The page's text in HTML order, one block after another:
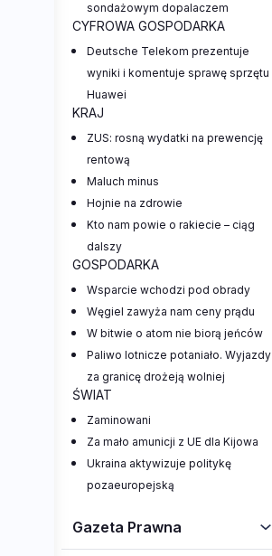
sondażowym dopalaczem
CYFROWA GOSPODARKA
Deutsche Telekom prezentuje
wyniki i komentuje sprawę sprzętu
Huawei
KRAJ
ZUS: rosną wydatki na prewencję
rentową
Maluch minus
Hojnie na zdrowie
Kto nam powie o rakiecie – ciąg
dalszy
GOSPODARKA
Wsparcie wchodzi pod obrady
Węgiel zawyża nam ceny prądu
W bitwie o atom nie biorą jeńców
Paliwo lotnicze potaniało. Wyjazdy
za granicę drożeją wolniej
ŚWIAT
Zaminowani
Za mało amunicji z UE dla Kijowa
Ukraina aktywizuje politykę
pozaeuropejską
Gazeta Prawna